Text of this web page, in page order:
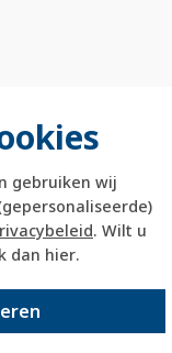
gebruiken wij
. Wilt u
dan hier.